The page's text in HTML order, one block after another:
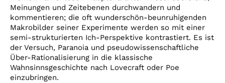
Meinungen und Zeitebenen durchwandern und
kommentieren; die oft wunderschön-beunruhigenden
Makrobilder seiner Experimente werden so mit einer
semi-strukturierten Ich-Perspektive kontrastiert. Es ist
der Versuch, Paranoia und pseudowissenschaftliche
Über-Rationalisierung in die klassische
Wahnsinnsgeschichte nach Lovecraft oder Poe
einzubringen.